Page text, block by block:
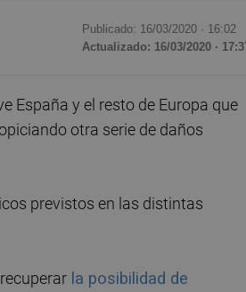
Publicado: 16/03/2020 · 16:02
Actualizado: 16/03/2020 ·
España y el resto de Europa que
otra serie de daños
previstos en las distintas
la posibilidad de